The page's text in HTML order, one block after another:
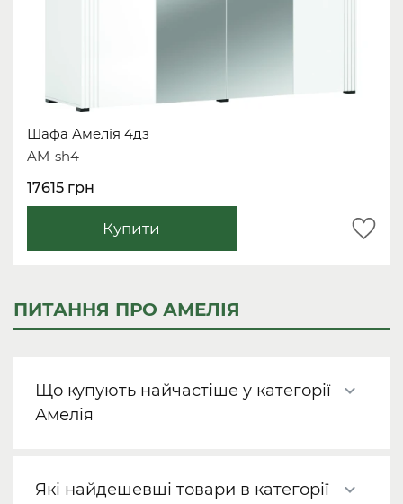
Шафа Амелія 4дз
AM-sh4
17615 грн
Купити
ПИТАННЯ ПРО АМЕЛІЯ
Що купують найчастіше у категорії
Амелія
Які найдешевші товари в категорії